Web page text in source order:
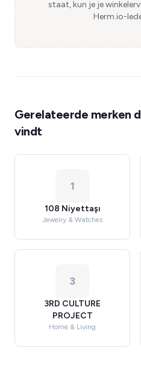
staat, kun je je
Herm.io-
Gerelateerde merken
vindt
1
108 Niyettaşı
Jewelry & Watches
3
3RD CULTURE
PROJECT
Home & Living